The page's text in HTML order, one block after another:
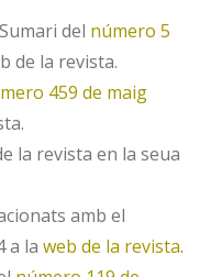
del número 5
de la revista.
459 de maig
la revista en la seua
amb el
a la web de la revista.